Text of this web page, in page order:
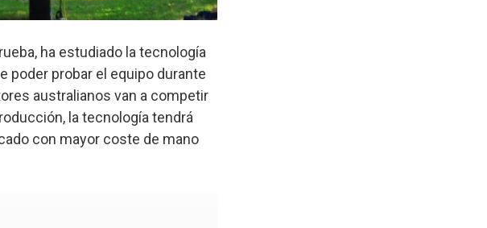
ha estudiado la tecnología
poder probar el equipo durante
australianos van a competir
la tecnología tendrá
con mayor coste de mano